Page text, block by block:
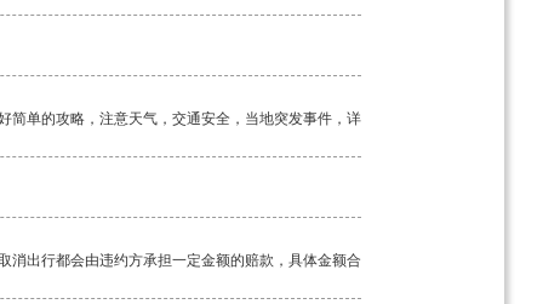
简单的攻略，注意天气，交通安全，当地突发事件，详
消出行都会由违约方承担一定金额的赔款，具体金额合